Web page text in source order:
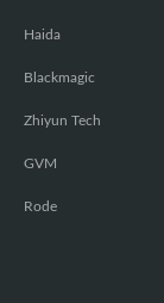
Haida
Blackmagic
Zhiyun Tech
GVM
Rode